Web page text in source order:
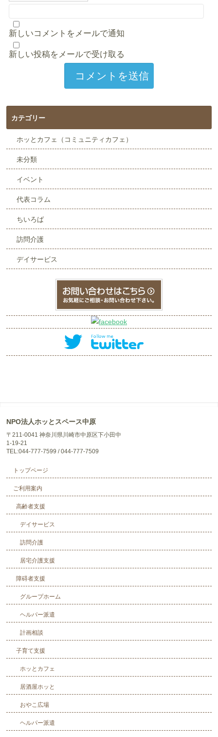
新しいコメントをメールで通知
新しい投稿をメールで受け取る
カテゴリー
ホッとカフェ（コミュニティカフェ）
未分類
イベント
代表コラム
ちいろば
訪問介護
デイサービス
NPO法人ホッとスペース中原
〒211-0041 神奈川県川崎市中原区下小田中
1-19-21
TEL:044-777-7599 / 044-777-7509
トップページ
ご利用案内
高齢者支援
デイサービス
訪問介護
居宅介護支援
障碍者支援
グループホーム
ヘルパー派遣
計画相談
子育て支援
ホッとカフェ
居酒屋ホッと
おやこ広場
ヘルパー派遣